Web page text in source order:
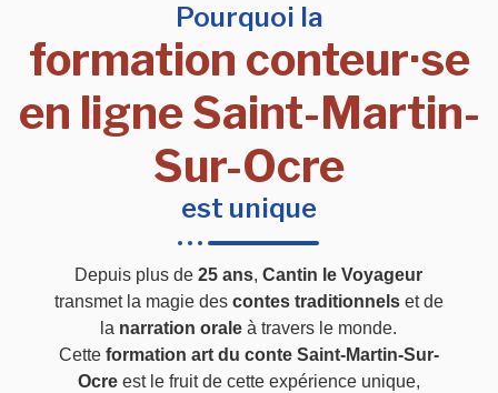
Pourquoi la
formation conteur·se
en ligne Saint-Martin-
Sur-Ocre
est unique
Depuis plus de25 ans,Cantin le Voyageur
transmet la magie des contes traditionnelset de
la narration orale à travers le monde.
Cette formation art du conte Saint-Martin-Sur-
Ocreest le fruit de cette expérience unique,